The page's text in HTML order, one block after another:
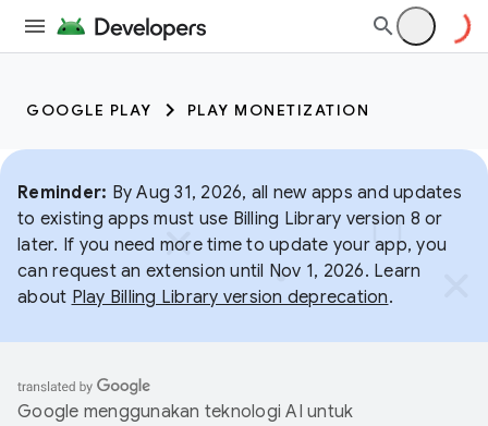
GOOGLE PLAY PLAY MONETIZATION
Reminder: By Aug 31, 2026, all new apps and updates
to existing apps must use Billing Library version 8 or
later. If you need more time to update your app, you
can request an extension until Nov 1, 2026. Learn
about Play Billing Library version deprecation.
Google menggunakan teknologi AI untuk